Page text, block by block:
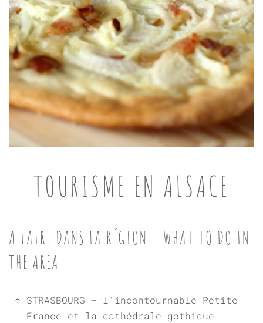
TOURISME EN ALSACE
A FAIRE DANS LA RÉGION – WHAT TO DO IN
THE AREA
STRASBOURG – l’incontournable Petite
France et la cathédrale gothique